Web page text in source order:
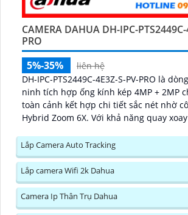
CAMERA DAHUA DH-IPC-PTS2449C-
PRO
5%-35%
liên hệ
DH-IPC-PTS2449C-4E3Z-S-PV-PRO là
ninh tích hợp ống kính kép 4MP + 2MP
toàn cảnh kết hợp chi tiết sắc nét nhờ
Hybrid Zoom 6X. Với khả năng quay xoay 360 độ, hồng
WizColor và tính năng đàm thoại hai
trải nghiệm giám sát chủ động và chính
Lắp Camera Auto Tracking
Lắp camera Wifi 2k Dahua
Camera Ip Thân Trụ Dahua